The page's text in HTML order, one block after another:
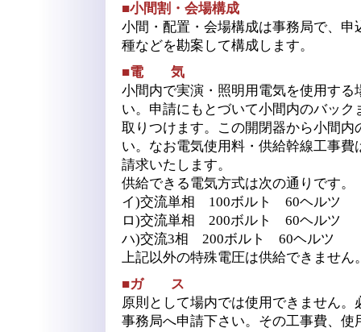
■小間割・会場構成
小間・配置・会場構成は事務局で、
種などを勘案して構成します。
■電 気
小間内で実演・照明用電気を使用す
い。申請にもとづいて小間内のバッ
取りつけます。この開閉器から小間
い。なお電気使用料・供給幹線工事
請求いたします。
供給できる電気方式は次の通りです。
イ)交流単相 100ボルト 60ヘルツ
ロ)交流単相 200ボルト 60ヘルツ
ハ)交流3相 200ボルト 60ヘルツ
上記以外の特殊電圧は供給できません
■ガ ス
原則として場内では使用できません
事務局へ申請下さい。その工事費、